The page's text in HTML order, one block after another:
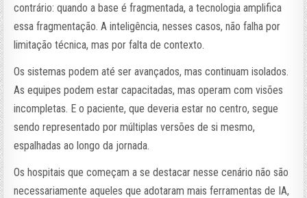
contrário: quando a base é fragmentada, a tecnologia amplifica
essa fragmentação. A inteligência, nesses casos, não falha por
limitação técnica, mas por falta de contexto.
Os sistemas podem até ser avançados, mas continuam isolados.
As equipes podem estar capacitadas, mas operam com visões
incompletas. E o paciente, que deveria estar no centro, segue
sendo representado por múltiplas versões de si mesmo,
espalhadas ao longo da jornada.
Os hospitais que começam a se destacar nesse cenário não são
necessariamente aqueles que adotaram mais ferramentas de IA,